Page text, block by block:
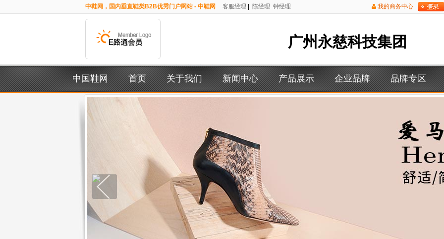
我的商务中心
中鞋网，国内垂直鞋类B2B优秀门户网站 - 中鞋网 客服经理 陈经理 钟经理
广州永慈科技集团
中国鞋网 首页 关于我们 新闻中心 产品展示 企业品牌 品牌专区